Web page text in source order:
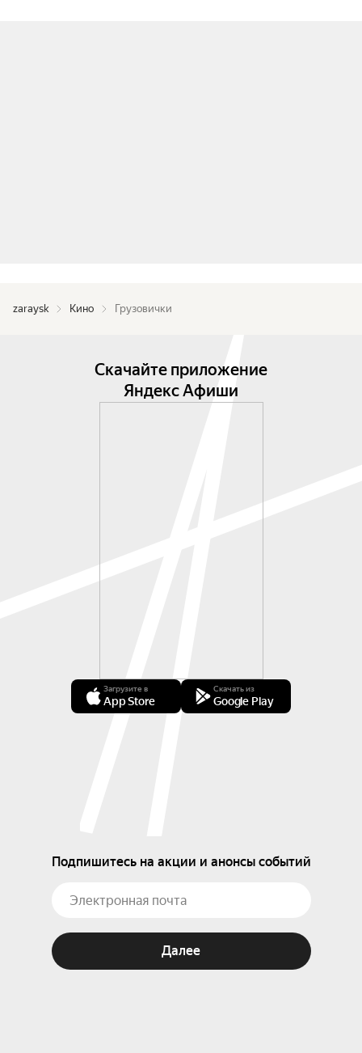
zaraysk Кино Грузовички
Скачайте приложение
Яндекс Афиши
Загрузите в
App Store
Скачать из
Google Play
Подпишитесь на акции и анонсы событий
Далее